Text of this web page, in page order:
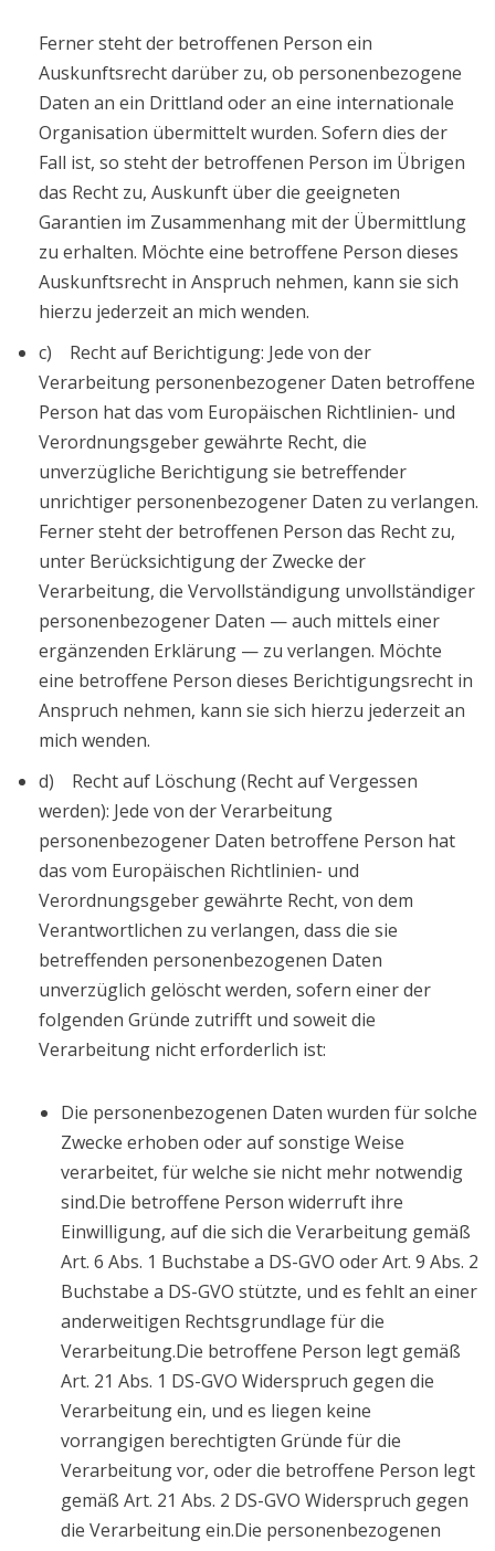
Ferner steht der betroffenen Person ein
Auskunftsrecht darüber zu, ob personenbezogene
Daten an ein Drittland oder an eine internationale
Organisation übermittelt wurden. Sofern dies der
Fall ist, so steht der betroffenen Person im Übrigen
das Recht zu, Auskunft über die geeigneten
Garantien im Zusammenhang mit der Übermittlung
zu erhalten. Möchte eine betroffene Person dieses
Auskunftsrecht in Anspruch nehmen, kann sie sich
hierzu jederzeit an mich wenden.
c) Recht auf Berichtigung: Jede von der
Verarbeitung personenbezogener Daten betroffene
Person hat das vom Europäischen Richtlinien- und
Verordnungsgeber gewährte Recht, die
unverzügliche Berichtigung sie betreffender
unrichtiger personenbezogener Daten zu verlangen.
Ferner steht der betroffenen Person das Recht zu,
unter Berücksichtigung der Zwecke der
Verarbeitung, die Vervollständigung unvollständiger
personenbezogener Daten — auch mittels einer
ergänzenden Erklärung — zu verlangen. Möchte
eine betroffene Person dieses Berichtigungsrecht in
Anspruch nehmen, kann sie sich hierzu jederzeit an
mich wenden.
d) Recht auf Löschung (Recht auf Vergessen
werden): Jede von der Verarbeitung
personenbezogener Daten betroffene Person hat
das vom Europäischen Richtlinien- und
Verordnungsgeber gewährte Recht, von dem
Verantwortlichen zu verlangen, dass die sie
betreffenden personenbezogenen Daten
unverzüglich gelöscht werden, sofern einer der
folgenden Gründe zutrifft und soweit die
Verarbeitung nicht erforderlich ist:
Die personenbezogenen Daten wurden für solche
Zwecke erhoben oder auf sonstige Weise
verarbeitet, für welche sie nicht mehr notwendig
sind.Die betroffene Person widerruft ihre
Einwilligung, auf die sich die Verarbeitung gemäß
Art. 6 Abs. 1 Buchstabe a DS-GVO oder Art. 9 Abs. 2
Buchstabe a DS-GVO stützte, und es fehlt an einer
anderweitigen Rechtsgrundlage für die
Verarbeitung.Die betroffene Person legt gemäß
Art. 21 Abs. 1 DS-GVO Widerspruch gegen die
Verarbeitung ein, und es liegen keine
vorrangigen berechtigten Gründe für die
Verarbeitung vor, oder die betroffene Person legt
gemäß Art. 21 Abs. 2 DS-GVO Widerspruch gegen
die Verarbeitung ein.Die personenbezogenen